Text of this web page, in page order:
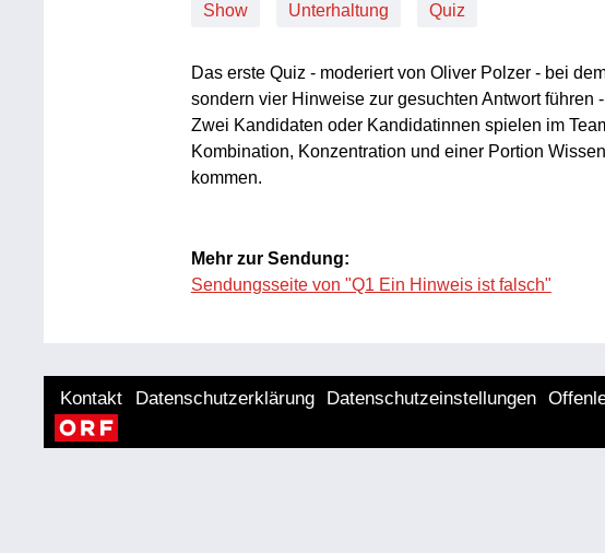
Show Unterhaltung Quiz
Das erste Quiz - moderiert von Oliver Polzer - bei
sondern vier Hinweise zur gesuchten Antwort führen
Zwei Kandidaten oder Kandidatinnen spielen im
Kombination, Konzentration und einer Portion
kommen.
Mehr zur Sendung:
Sendungsseite von "Q1 Ein Hinweis ist falsch"
Kontakt Datenschutzerklärung Datenschutzeinstellungen